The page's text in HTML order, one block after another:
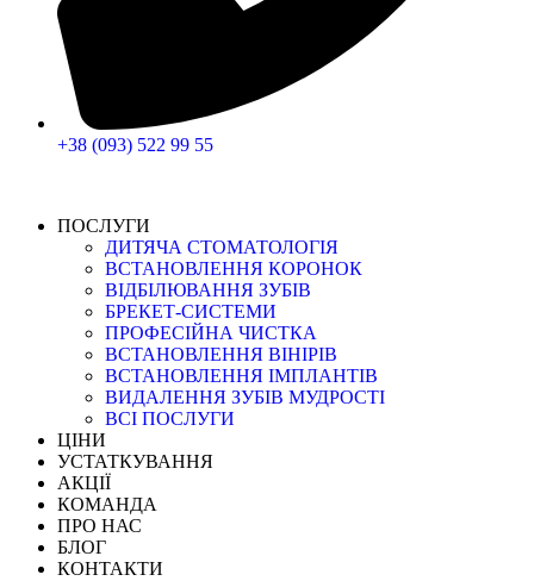
+38 (093) 522 99 55
ПОСЛУГИ
ДИТЯЧА СТОМАТОЛОГІЯ
ВСТАНОВЛЕННЯ КОРОНОК
ВІДБІЛЮВАННЯ ЗУБІВ
БРЕКЕТ-СИСТЕМИ
ПРОФЕСІЙНА ЧИСТКА
ВСТАНОВЛЕННЯ ВІНІРІВ
ВСТАНОВЛЕННЯ ІМПЛАНТІВ
ВИДАЛЕННЯ ЗУБІВ МУДРОСТІ
ВСІ ПОСЛУГИ
ЦІНИ
УСТАТКУВАННЯ
АКЦІЇ
КОМАНДА
ПРО НАС
БЛОГ
КОНТАКТИ